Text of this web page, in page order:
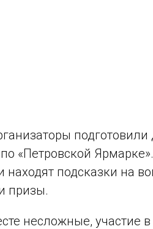
«Петровской
находят подсказки на
призы.
несложные, участие